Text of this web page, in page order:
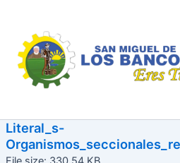
contenido
Literal_s-